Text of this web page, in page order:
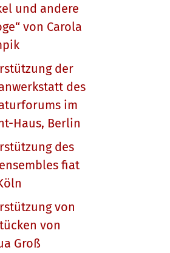
und andere
von Carola
der
des
im
Haus, Berlin
des
fiat
von
von
Groß